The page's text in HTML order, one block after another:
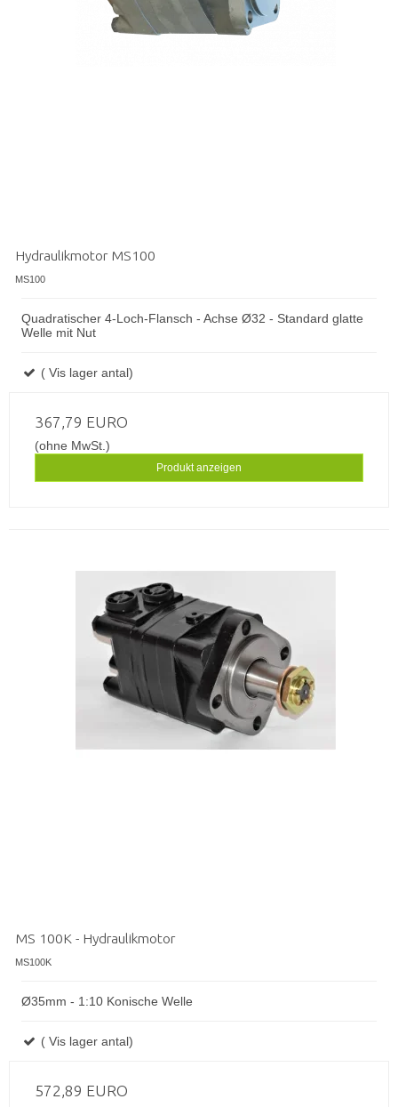
Hydraulikmotor MS100
MS100
Quadratischer 4-Loch-Flansch - Achse Ø32 - Standard glatte
Welle mit Nut
( Vis lager antal)
367,79 EURO
(ohne MwSt.)
Produkt anzeigen
MS 100K - Hydraulikmotor
MS100K
Ø35mm - 1:10 Konische Welle
( Vis lager antal)
572,89 EURO